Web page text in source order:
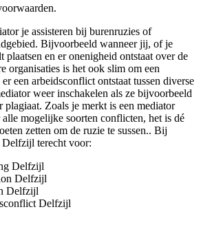
je assisteren bij burenruzies of
Bijvoorbeeld wanneer jij, of je
en er onenigheid ontstaat over de
organisaties is het ook slim om een
een arbeidsconflict ontstaat tussen diverse
weer inschakelen als ze bijvoorbeeld
plagiaat. Zoals je merkt is een mediator
mogelijke soorten conflicten, het is dé
zetten om de ruzie te sussen.. Bij
terecht voor:
Delfzijl
Delfzijl
Delfzijl
Delfzijl